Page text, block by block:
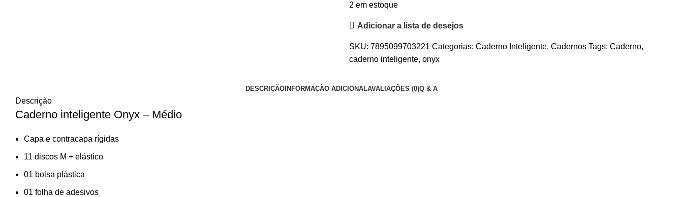
2 em estoque
Adicionar a lista de desejos
SKU: 7895099703221 Categorias: Caderno Inteligente, Cadernos Tags: Caderno,
caderno inteligente, onyx
DESCRIÇÃO INFORMAÇÃO ADICIONALAVALIAÇÕES (0)Q & A
Descrição
Caderno inteligente Onyx – Médio
Capa e contracapa rígidas
11 discos M + elástico
01 bolsa plástica
01 folha de adesivos